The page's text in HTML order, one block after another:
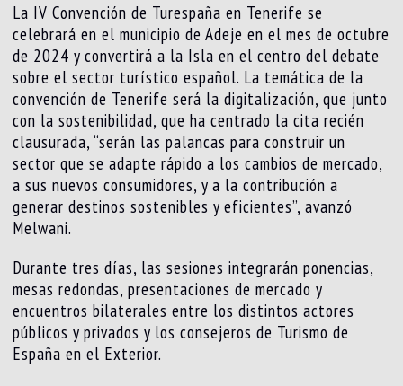
La IV Convención de Turespaña en Tenerife se
celebrará en el municipio de Adeje en el mes de octubre
de 2024 y convertirá a la Isla en el centro del debate
sobre el sector turístico español. La temática de la
convención de Tenerife será la digitalización, que junto
con la sostenibilidad, que ha centrado la cita recién
clausurada, “serán las palancas para construir un
sector que se adapte rápido a los cambios de mercado,
a sus nuevos consumidores, y a la contribución a
generar destinos sostenibles y eficientes”, avanzó
Melwani.
Durante tres días, las sesiones integrarán ponencias,
mesas redondas, presentaciones de mercado y
encuentros bilaterales entre los distintos actores
públicos y privados y los consejeros de Turismo de
España en el Exterior.